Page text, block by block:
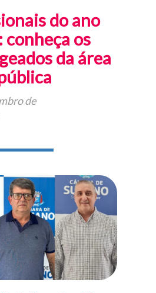
do ano
conheça os
da área
de